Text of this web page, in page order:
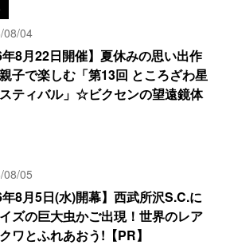
08/04
年8月22日開催】夏休みの思い出作
子で楽しむ「第13回 ところざわ星
ティバル」☆ビクセンの望遠鏡体
08/05
年8月5日(水)開幕】西武所沢S.C.に
ズの巨大虫かご出現！世界のレア
ワとふれあおう!【PR】